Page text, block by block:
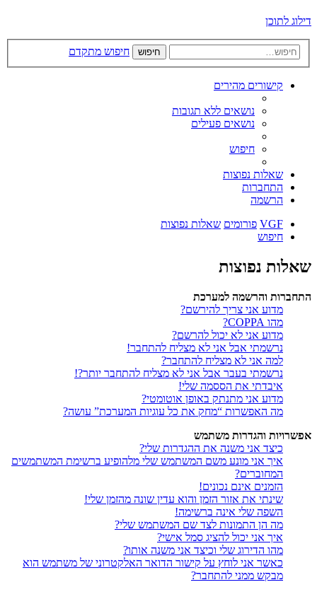
דילוג לתוכן
חיפוש חיפוש מתקדם
קישורים מהירים
נושאים ללא תגובות
נושאים פעילים
חיפוש
שאלות נפוצות
התחברות
הרשמה
VGF פורומים שאלות נפוצות
חיפוש
שאלות נפוצות
התחברות והרשמה למערכת
מדוע אני צריך להירשם?
מהו COPPA?
מדוע אני לא יכול להרשם?
נרשמתי אבל אני לא מצליח להתחבר!
למה אני לא מצליח להתחבר?
נרשמתי בעבר אבל אני לא מצליח להתחבר יותר?!
איבדתי את הססמה שלי!
מדוע אני מתנתק באופן אוטומטי?
מה האפשרות “מחק את כל עוגיות המערכת” עושה?
אפשרויות והגדרות משתמש
כיצד אני משנה את ההגדרות שלי?
איך אני מונע משם המשתמש שלי מלהופיע ברשימת המשתמשים
המחוברים?
הזמנים אינם נכונים!
שינתי את אזור הזמן והוא עדין שונה מהזמן שלי!
השפה שלי אינה ברשימה!
מה הן התמונות לצד שם המשתמש שלי?
איך אני יכול להציג סמל אישי?
מהו הדירוג שלי וכיצד אני משנה אותו?
כאשר אני לוחץ על קישור הדואר האלקטרוני של משתמש הוא
מבקש ממני להתחבר?